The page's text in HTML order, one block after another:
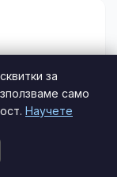
за
само
Научете